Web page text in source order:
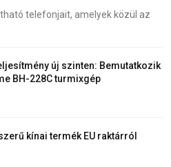
telefonjait, amelyek közül az
új szinten: Bemutatkozik
BH-228C turmixgép
kínai termék EU raktárról